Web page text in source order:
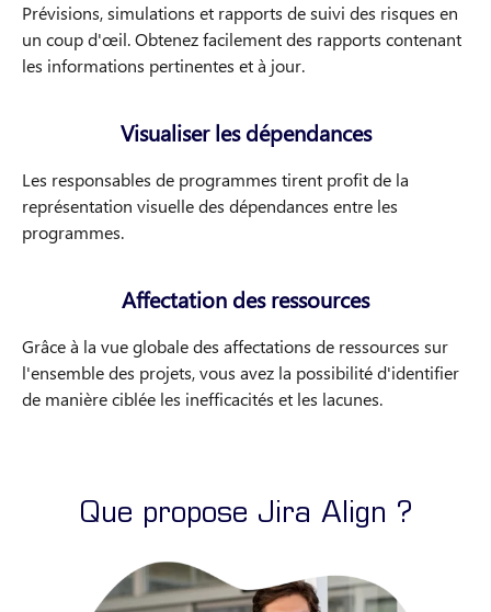
Prévisions, simulations et rapports de suivi des risques en
un coup d'œil. Obtenez facilement des rapports contenant
les informations pertinentes et à jour.
Visualiser les dépendances
Les responsables de programmes tirent profit de la
représentation visuelle des dépendances entre les
programmes.
Affectation des ressources
Grâce à la vue globale des affectations de ressources sur
l'ensemble des projets, vous avez la possibilité d'identifier
de manière ciblée les inefficacités et les lacunes.
Que propose Jira Align ?